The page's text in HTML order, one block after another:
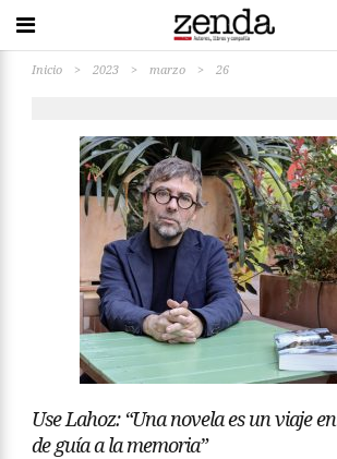
Inicio > 2023 > marzo > 26
Use Lahoz: “Una novela es un viaje
de guía a la memoria”